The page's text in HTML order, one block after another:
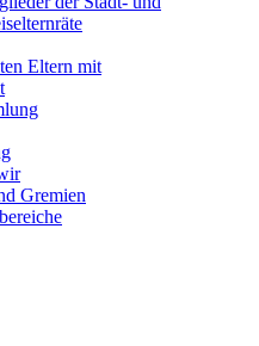
Eltern mit
Gremien